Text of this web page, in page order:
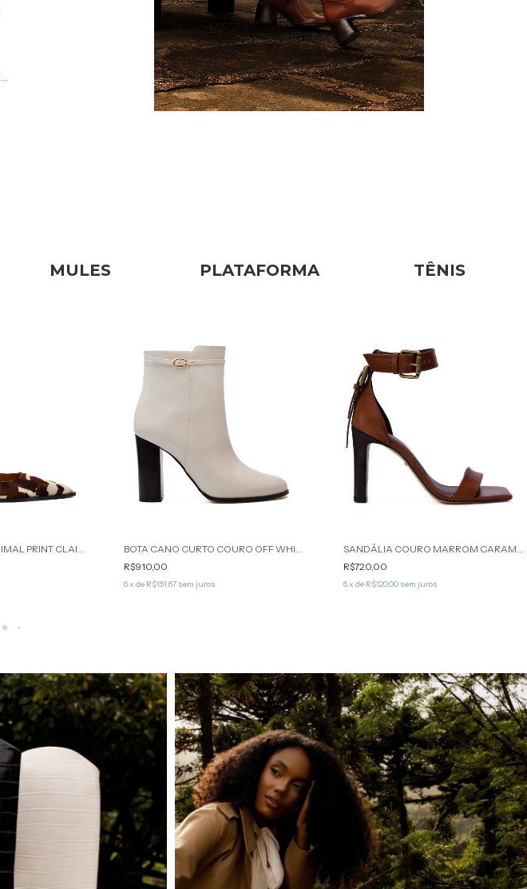
MULES PLATAFORMA TÊNIS
SCARPIN COURO ANIMAL PRINT CLAIRE WERNER
BOTA CANO CURTO COURO OFF WHITE ANGELA WERNER
R$910,00
6x de R$151,67 sem juros
SANDÁLIA COURO MARROM CARAMELO ANTONELA WERNER
R$720,00
6x de R$120,00 sem juros